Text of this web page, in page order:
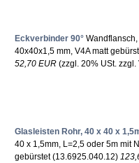
Eckverbinder 90°
40x40x1,5 mm, V4A matt
52,70 EUR (zzgl. 20% USt. zzgl.
Glasleisten Rohr, 40 x 40 x
40 x 1,5mm, L=2,5 oder 5m mit
gebürstet (13.6925.040.12)